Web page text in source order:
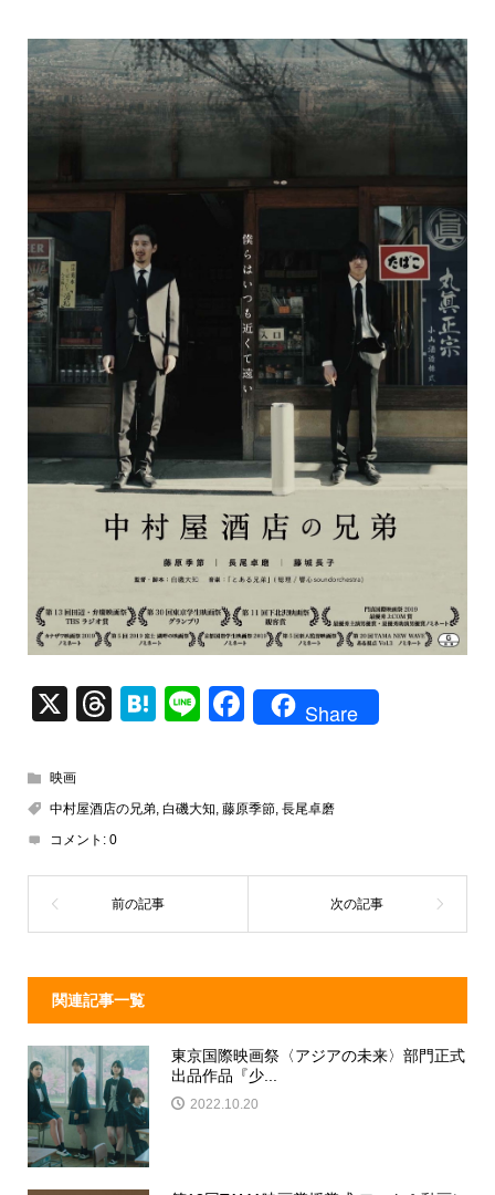
X
T
a
d
s
H
n
Li
F
e
o
Share
映画
中村屋酒店の兄弟, 白磯大知, 藤原季節, 長尾卓磨
コメント: 0
関連記事一覧
東京国際映画祭〈アジアの未来〉部門正式
出品作品『少...
2022.10.20